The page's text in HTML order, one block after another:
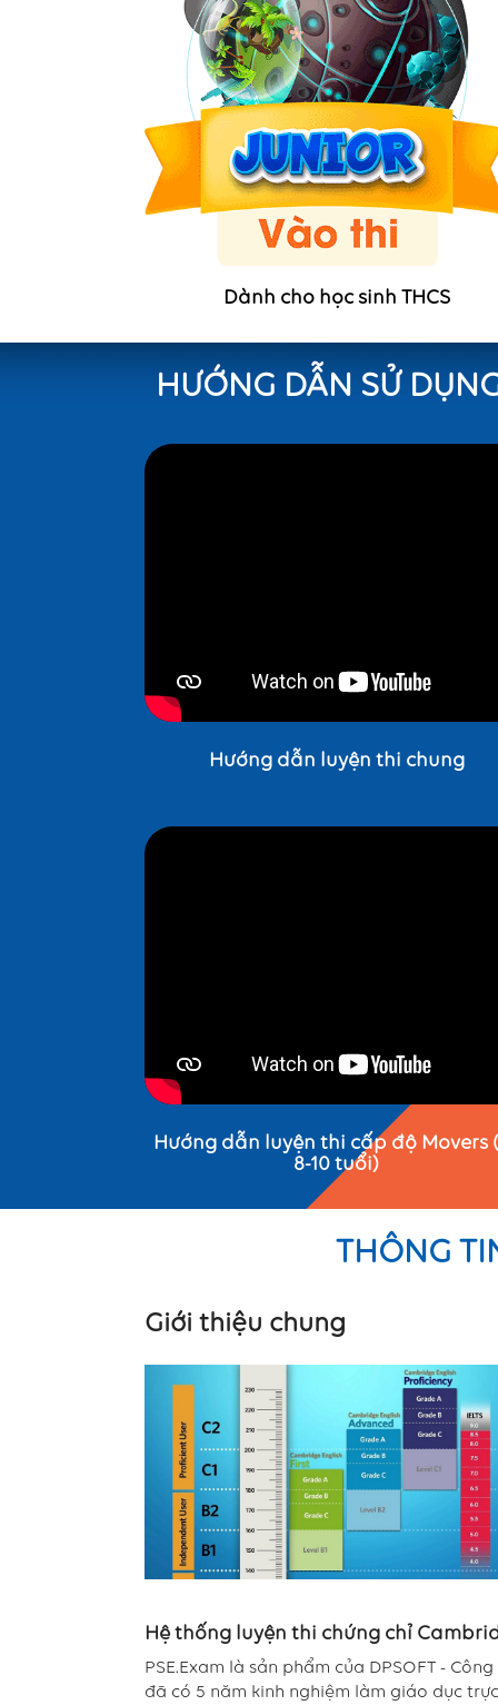
Dành cho học sinh THCS
HƯỚNG DẪN SỬ
Hướng dẫn luyện thi chung
Hướng dẫn luyện thi cấp độ Movers
8-10 tuổi)
THÔNG
Giới thiệu chung
Hệ thống luyện thi chứng chỉ
PSE.Exam là sản phẩm của DPSOFT -
đã có 5 năm kinh nghiệm làm giáo dục trực